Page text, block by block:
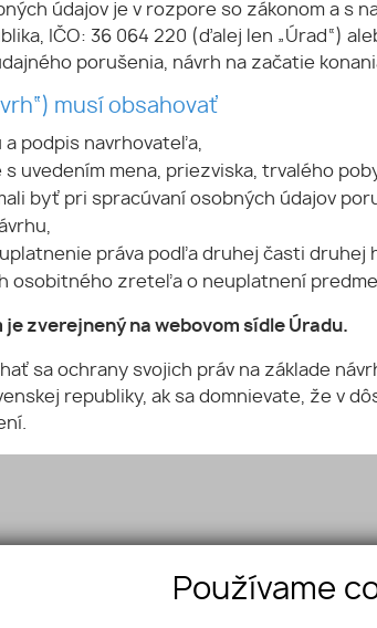
údajov je v rozpore so zákonom a s
IČO: 36 064 220 (ďalej len „Úrad“)
porušenia, návrh na začatie
musí obsahovať
podpis navrhovateľa,
uvedením mena, priezviska, trvalého
byť pri spracúvaní osobných údajov
práva podľa druhej časti
osobitného zreteľa o neuplatnení
zverejnený na webovom sídle Úradu.
sa ochrany svojich práv na základe
republiky, ak sa domnievate, že v
17, 048 01 RožňavaPoužívame